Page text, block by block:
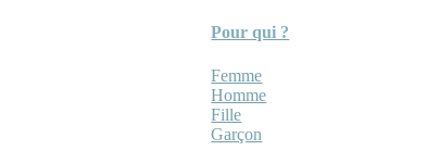
Pour qui ?
Femme
Homme
Fille
Garçon